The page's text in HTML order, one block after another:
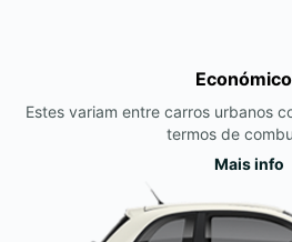
Estes variam entre carros urbanos
termos de
Mais info